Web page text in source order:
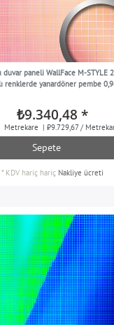
duvar paneli WallFace M-STYLE
renklerde yanardöner pembe
₺9.340,48 *
Metrekare | ₺9.729,67 /
Sepete
* KDV hariç hariç Nakliye ücreti